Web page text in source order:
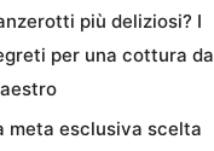
più deliziosi? I
per una cottura da
meta esclusiva scelta